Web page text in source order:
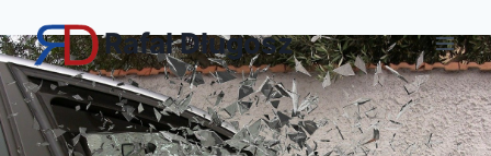
do
treści
Rafał Długosz